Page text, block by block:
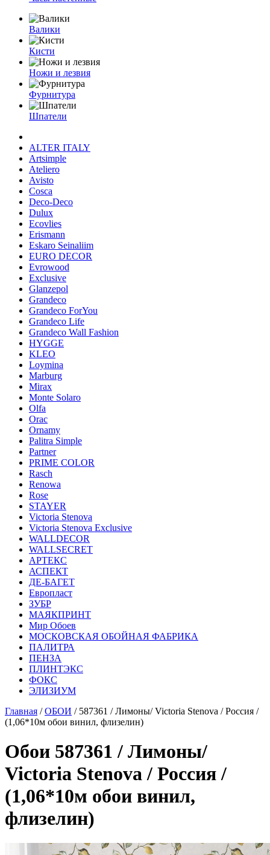
Валики
Кисти
Ножи и лезвия
Фурнитура
Шпатели
ALTER ITALY
Artsimple
Ateliero
Avisto
Cosca
Deco-Deco
Dulux
Ecovlies
Erismann
Eskaro Seinaliim
EURO DECOR
Evrowood
Exclusive
Glanzepol
Grandeco
Grandeco ForYou
Grandeco Life
Grandeco Wall Fashion
HYGGE
KLEO
Loymina
Marburg
Mirax
Monte Solaro
Olfa
Orac
Ornamy
Palitra Simple
Partner
PRIME COLOR
Rasch
Renowa
Rose
STAYER
Victoria Stenova
Victoria Stenova Exclusive
WALLDECOR
WALLSECRET
АРТЕКС
АСПЕКТ
ДЕ-БАГЕТ
Европласт
ЗУБР
МАЯКПРИНТ
Мир Обоев
МОСКОВСКАЯ ОБОЙНАЯ ФАБРИКА
ПАЛИТРА
ПЕНЗА
ПЛИНТЭКС
ФОКС
ЭЛИЗИУМ
Главная /ОБОИ / 587361 / Лимоны/ Victoria Stenova / Россия /
(1,06*10м обои винил, флизелин)
Обои 587361 / Лимоны/
Victoria Stenova / Россия /
(1,06*10м обои винил,
флизелин)